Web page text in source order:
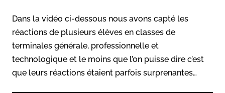
Dans la vidéo ci-dessous nous avons capté les
réactions de plusieurs élèves en classes de
terminales générale, professionnelle et
technologique et le moins que l’on puisse dire c’est
que leurs réactions étaient parfois surprenantes…